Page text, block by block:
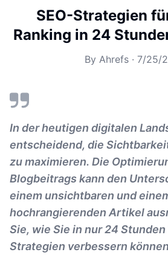
SEO-Strategien
Ranking in 24
By Ahrefs · 7/25/
In der heutigen digitalen
entscheidend, die
zu maximieren. Die
Blogbeitrags kann den
einem unsichtbaren und
hochrangierenden Artikel
Sie, wie Sie in nur 24 Stunden
Strategien verbessern